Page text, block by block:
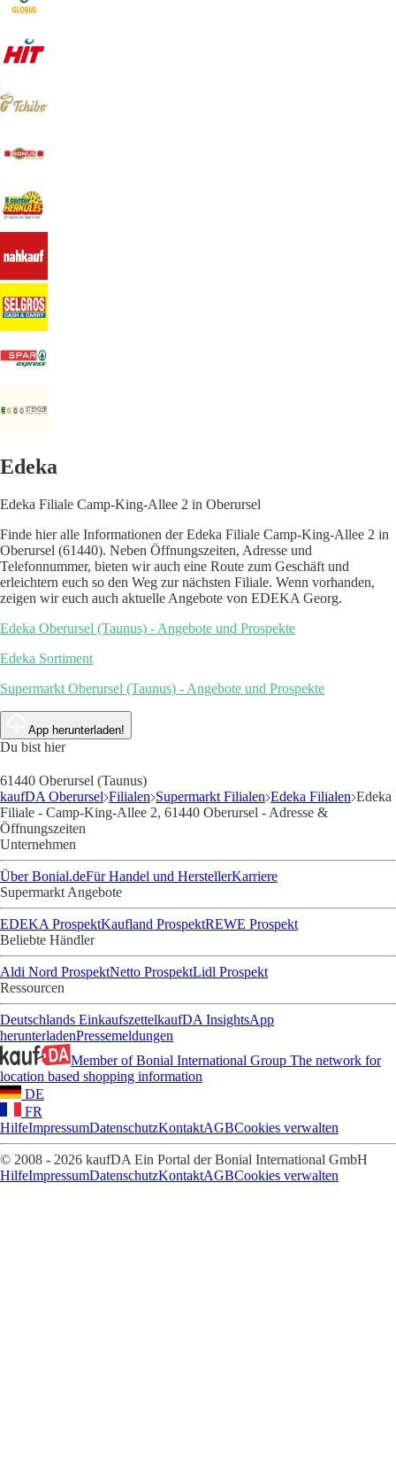
Edeka
Edeka Filiale Camp-King-Allee 2 in Oberursel
Finde hier alle Informationen der Edeka Filiale Camp-King-Allee 2 in
Oberursel (61440). Neben Öffnungszeiten, Adresse und
Telefonnummer, bieten wir auch eine Route zum Geschäft und
erleichtern euch so den Weg zur nächsten Filiale. Wenn vorhanden,
zeigen wir euch auch aktuelle Angebote von EDEKA Georg.
Edeka Oberursel (Taunus) - Angebote und Prospekte
Edeka Sortiment
Supermarkt Oberursel (Taunus) - Angebote und Prospekte
App herunterladen!
Du bist hier
61440 Oberursel (Taunus)
kaufDA Oberursel Filialen Supermarkt Filialen Edeka Filialen Edeka
Filiale - Camp-King-Allee 2, 61440 Oberursel - Adresse &
Öffnungszeiten
Unternehmen
Über Bonial.deFür Handel und HerstellerKarriere
Supermarkt Angebote
EDEKA ProspektKaufland ProspektREWE Prospekt
Beliebte Händler
Aldi Nord ProspektNetto ProspektLidl Prospekt
Ressourcen
Deutschlands EinkaufszettelkaufDA InsightsApp
herunterladenPressemeldungen
Member of Bonial International Group The network for
location based shopping information
DE
FR
HilfeImpressumDatenschutzKontaktAGBCookies verwalten
© 2008 - 2026 kaufDA Ein Portal der Bonial International GmbH
HilfeImpressumDatenschutzKontaktAGBCookies verwalten